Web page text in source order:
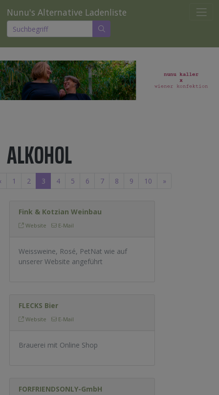
Nunu's Alternative Ladenliste
ALKOHOL
1 2 3 4 5 6 7 8 9 10 »
Fink & Kotzian Weinbau
Website E-Mail
Weissweine, Rosé, PetNat wie auf
unserer Website angeführt
FLECKS Bier
Website E-Mail
Brauerei mit Online Shop
FORFRIENDSONLY-GmbH